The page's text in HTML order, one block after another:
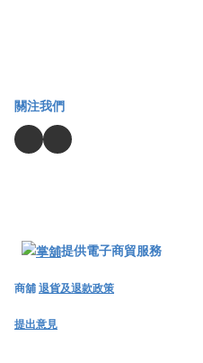
關注我們
提供電子商貿服務
商舖退貨及退款政策
提出意見